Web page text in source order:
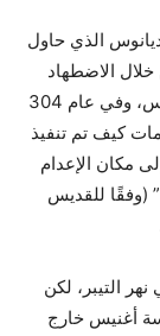
الذي حاول
خلال الاضطهاد
الوحشي. بغض النظر عن معجزات القديسة أغنيس، وفي عام 304
كيف تم تنفيذ
مكان الإعدام
(وفقًا للقديس
التيبر، لكن
أغنيس خارج